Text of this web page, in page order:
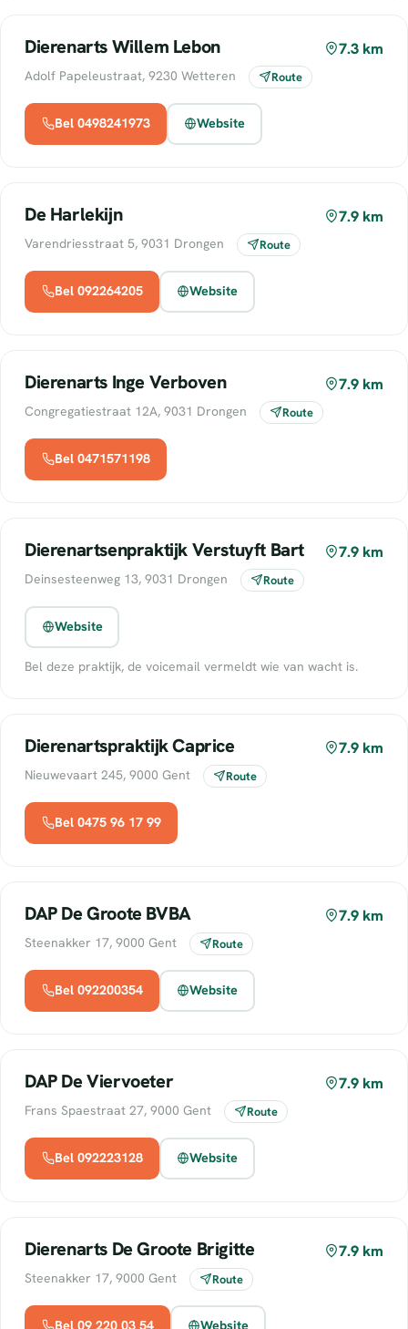
Dierenarts Willem Lebon 7.3 km
Adolf Papeleustraat, 9230 Wetteren Route
Bel 0498241973 Website
De Harlekijn 7.9 km
Varendriesstraat 5, 9031 Drongen Route
Bel 092264205 Website
Dierenarts Inge Verboven 7.9 km
Congregatiestraat 12A, 9031 Drongen Route
Bel 0471571198
Dierenartsenpraktijk Verstuyft Bart 7.9 km
Deinsesteenweg 13, 9031 Drongen Route
Website
Bel deze praktijk, de voicemail vermeldt wie van wacht is.
Dierenartspraktijk Caprice 7.9 km
Nieuwevaart 245, 9000 Gent Route
Bel 0475 96 17 99
DAP De Groote BVBA 7.9 km
Steenakker 17, 9000 Gent Route
Bel 092200354 Website
DAP De Viervoeter 7.9 km
Frans Spaestraat 27, 9000 Gent Route
Bel 092223128 Website
Dierenarts De Groote Brigitte 7.9 km
Steenakker 17, 9000 Gent Route
Bel 09 220 03 54 Website